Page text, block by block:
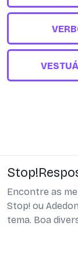
Encontre as
Stop! ou
tema. Boa